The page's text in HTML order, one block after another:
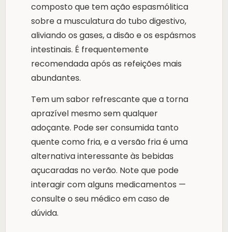
composto que tem ação espasmólitica
sobre a musculatura do tubo digestivo,
aliviando os gases, a disão e os espásmos
intestinais. É frequentemente
recomendada após as refeições mais
abundantes.
Tem um sabor refrescante que a torna
aprazível mesmo sem qualquer
adoçante. Pode ser consumida tanto
quente como fria, e a versão fria é uma
alternativa interessante às bebidas
açucaradas no verão. Note que pode
interagir com alguns medicamentos —
consulte o seu médico em caso de
dúvida.